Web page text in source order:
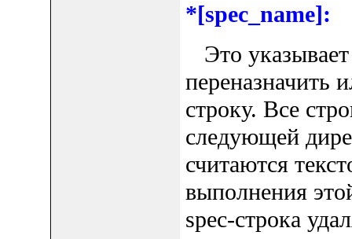
*[spec_name]:
Это указывает
переназначить
строку. Все
следующей
считаются
выполнения
spec-строка